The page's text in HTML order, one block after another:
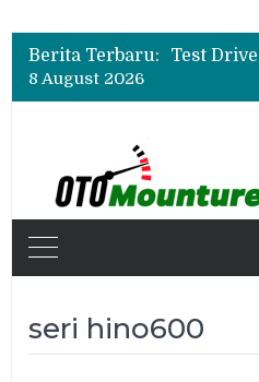
Berita Terbaru:
8 August 2026
seri hino600